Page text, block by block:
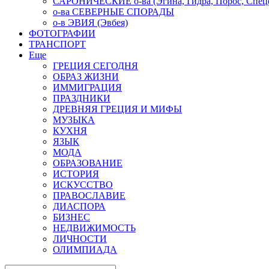
о-ва СЕВЕРНЫЕ СПОРАДЫ
о-в ЭВИЯ (Эвбея)
ФОТОГРАФИИ
ТРАНСПОРТ
Еще
ГРЕЦИЯ СЕГОДНЯ
ОБРАЗ ЖИЗНИ
ИММИГРАЦИЯ
ПРАЗДНИКИ
ДРЕВНЯЯ ГРЕЦИЯ И МИФЫ
МУЗЫКА
КУХНЯ
ЯЗЫК
МОДА
ОБРАЗОВАНИЕ
ИСТОРИЯ
ИСКУССТВО
ПРАВОСЛАВИЕ
ДИАСПОРА
БИЗНЕС
НЕДВИЖИМОСТЬ
ЛИЧНОСТИ
ОЛИМПИАДА